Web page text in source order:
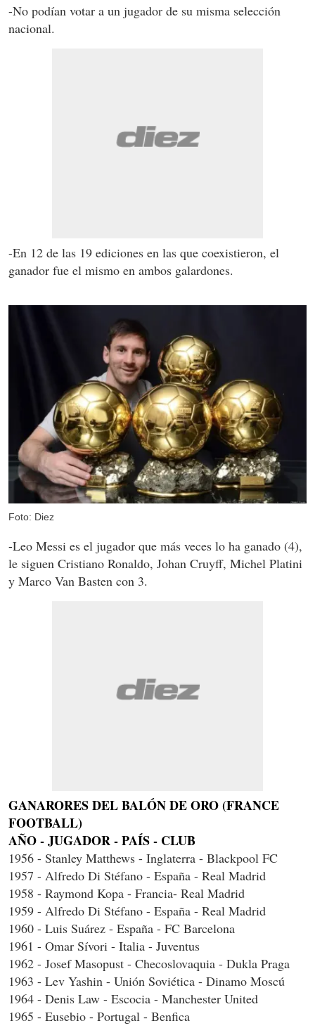
-No podían votar a un jugador de su misma selección
nacional.
-En 12 de las 19 ediciones en las que coexistieron, el
ganador fue el mismo en ambos galardones.
Foto: Diez
-Leo Messi es el jugador que más veces lo ha ganado (4),
le siguen Cristiano Ronaldo, Johan Cruyff, Michel Platini
y Marco Van Basten con 3.
GANARORES DEL BALÓN DE ORO (FRANCE
FOOTBALL)
AÑO - JUGADOR - PAÍS - CLUB
1956 - Stanley Matthews - Inglaterra - Blackpool FC
1957 - Alfredo Di Stéfano - España - Real Madrid
1958 - Raymond Kopa - Francia- Real Madrid
1959 - Alfredo Di Stéfano - España - Real Madrid
1960 - Luis Suárez - España - FC Barcelona
1961 - Omar Sívori - Italia - Juventus
1962 - Josef Masopust - Checoslovaquia - Dukla Praga
1963 - Lev Yashin - Unión Soviética - Dinamo Moscú
1964 - Denis Law - Escocia - Manchester United
1965 - Eusebio - Portugal - Benfica